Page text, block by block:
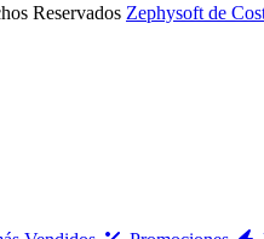
Reservados Zephysoft de